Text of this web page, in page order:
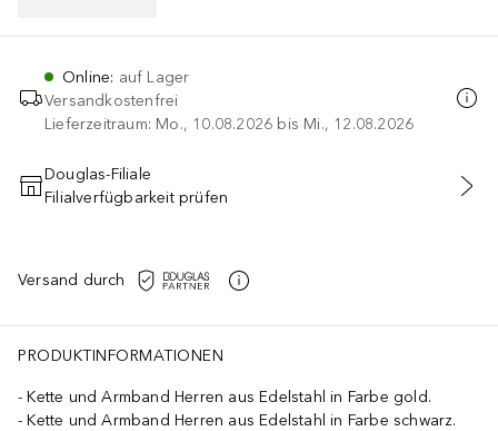
Online: auf Lager
Versandkostenfrei
Lieferzeitraum: Mo., 10.08.2026 bis Mi., 12.08.2026
IN DEN WARENKORB
Douglas-Filiale
Filialverfügbarkeit prüfen
Versand durch
PRODUKTINFORMATIONEN
Kette und Armband Herren aus Edelstahl in Farbe gold.
Kette und Armband Herren aus Edelstahl in Farbe schwarz.